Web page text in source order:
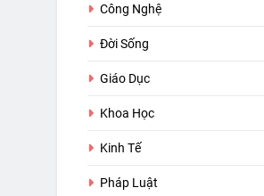
Công Nghệ
Đời Sống
Giáo Dục
Khoa Học
Kinh Tế
Pháp Luật